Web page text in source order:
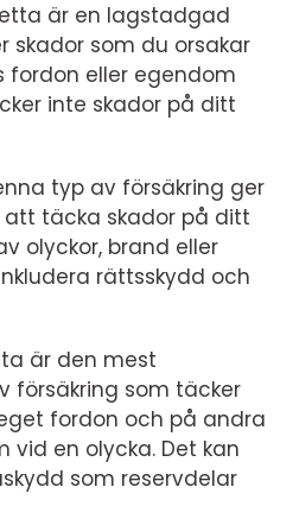
är en lagstadgad
skador som du orsakar
fordon eller egendom
inte skador på ditt
typ av försäkring ger
täcka skador på ditt
olyckor, brand eller
rättsskydd och
är den mest
försäkring som täcker
fordon och på andra
vid en olycka. Det kan
som reservdelar